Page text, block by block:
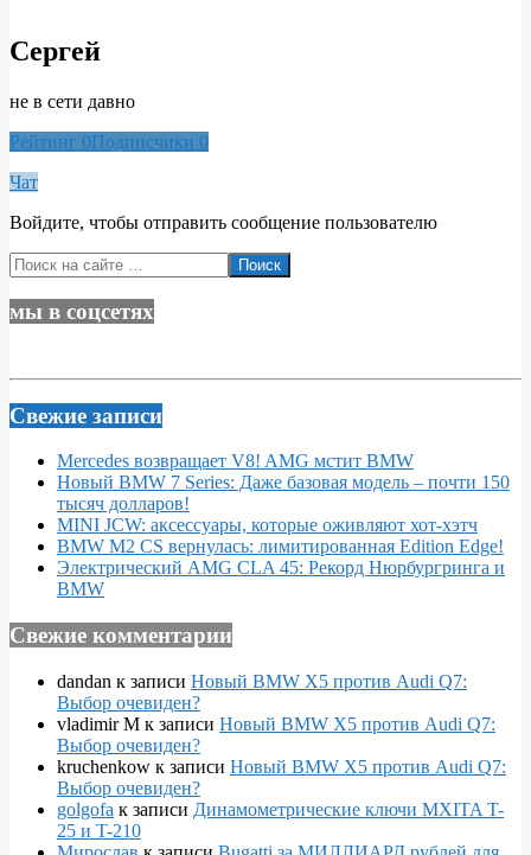
Сергей
не в сети давно
Рейтинг 0Подписчики 0
Чат
Войдите, чтобы отправить сообщение пользователю
2020-
03-
08
Поиск
мы в соцсетях
Свежие записи
Mercedes возвращает V8! AMG мстит BMW
Новый BMW 7 Series: Даже базовая модель – почти 150
тысяч долларов!
MINI JCW: аксессуары, которые оживляют хот-хэтч
BMW M2 CS вернулась: лимитированная Edition Edge!
Электрический AMG CLA 45: Рекорд Нюрбургринга и
BMW
Свежие комментарии
dandan к записи Новый BMW X5 против Audi Q7:
Выбор очевиден?
vladimir M к записи Новый BMW X5 против Audi Q7:
Выбор очевиден?
kruchenkow к записи Новый BMW X5 против Audi Q7:
Выбор очевиден?
golgofa к записи Динамометрические ключи MXITA T-
25 и T-210